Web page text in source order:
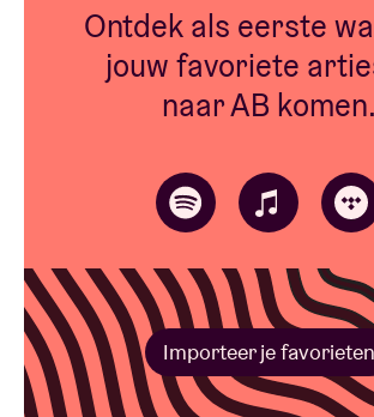
Ontdek als eerste
jouw favoriete
naar AB komen.
Importeer je favorieten